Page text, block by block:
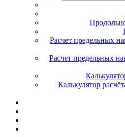
Расчет предельных
Расчет предельных
Калькулятор